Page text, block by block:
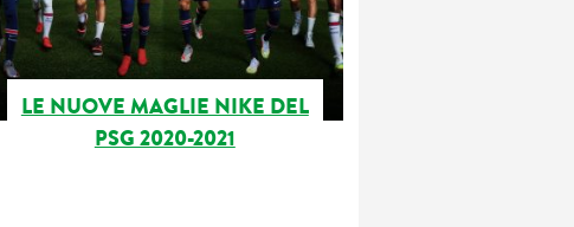
LE NUOVE MAGLIE NIKE DEL
PSG 2020-2021